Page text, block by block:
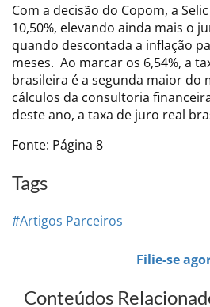
Com a decisão do Copom, a
10,50%, elevando ainda mais o
quando descontada a inflação
meses. Ao marcar os 6,54%, a
brasileira é a segunda maior do
cálculos da consultoria
deste ano, a taxa de juro real
Fonte: Página 8
Tags
#Artigos Parceiros
Filie-se
Conteúdos